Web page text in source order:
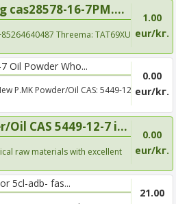
cas28578-16-7PM....
Threema: TAT69XU3
1.00
eur/kг.
Oil Powder Who...
P.MK Powder/Oil CAS: 5449-12-7,
0.00
eur/kг.
Oil CAS 5449-12-7 i...
raw materials with excellent
0.00
eur/kг.
5cl-adb- fas...
21.00